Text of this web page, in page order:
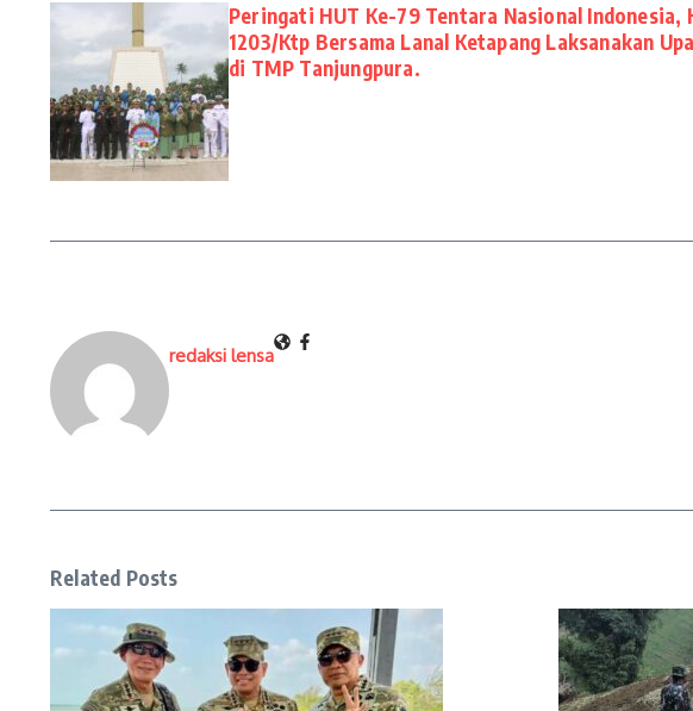
Peringati HUT Ke-79 Tentara Nasional Indonesia,
1203/Ktp Bersama Lanal Ketapang Laksanakan
di TMP Tanjungpura.
redaksi lensa
Related Posts